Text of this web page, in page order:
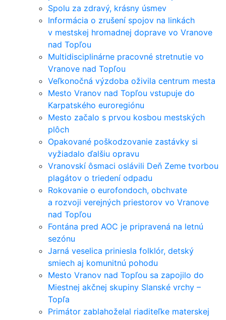
Spolu za zdravý, krásny úsmev
Informácia o zrušení spojov na linkách
v mestskej hromadnej doprave vo Vranove
nad Topľou
Multidisciplinárne pracovné stretnutie vo
Vranove nad Topľou
Veľkonočná výzdoba oživila centrum mesta
Mesto Vranov nad Topľou vstupuje do
Karpatského euroregiónu
Mesto začalo s prvou kosbou mestských
plôch
Opakované poškodzovanie zastávky si
vyžiadalo ďalšiu opravu
Vranovskí ôsmaci oslávili Deň Zeme tvorbou
plagátov o triedení odpadu
Rokovanie o eurofondoch, obchvate
a rozvoji verejných priestorov vo Vranove
nad Topľou
Fontána pred AOC je pripravená na letnú
sezónu
Jarná veselica priniesla folklór, detský
smiech aj komunitnú pohodu
Mesto Vranov nad Topľou sa zapojilo do
Miestnej akčnej skupiny Slanské vrchy –
Topľa
Primátor zablahoželal riaditeľke materskej